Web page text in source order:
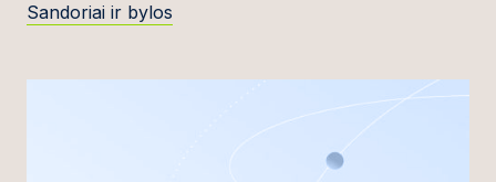
Sandoriai ir bylos